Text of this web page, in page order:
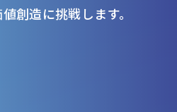
創造に挑戦します。